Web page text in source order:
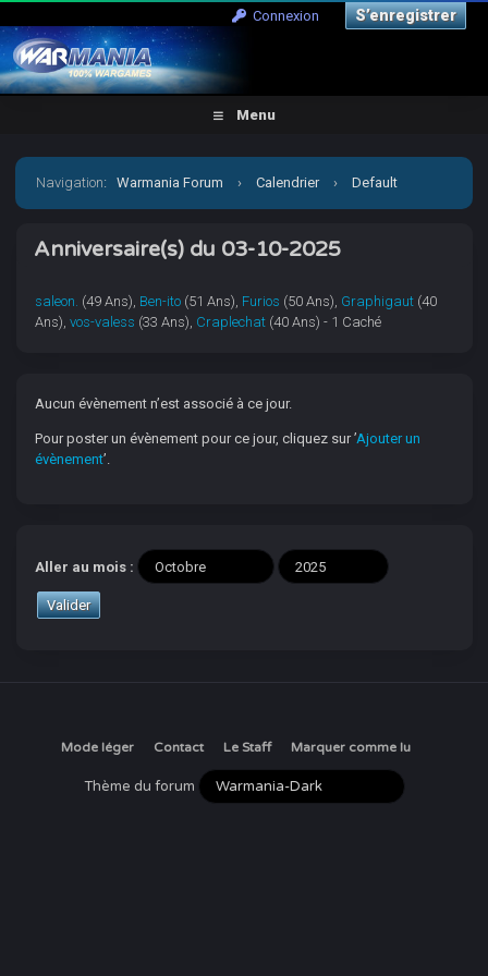
Connexion S’enregistrer
Menu
Navigation:Warmania Forum › Calendrier › Default
3 Octobre 2025
Anniversaire(s) du 03-10-2025
saleon. (49 Ans), Ben-ito (51 Ans), Furios (50 Ans), Graphigaut (40
Ans),vos-valess (33 Ans), Craplechat (40 Ans) - 1 Caché
Aucun évènement n’est associé à ce jour.
Pour poster un évènement pour ce jour, cliquez sur ’Ajouter un
évènement’.
Aller au mois :
Mode léger Contact Le Staff Marquer comme lu
Thème du forum